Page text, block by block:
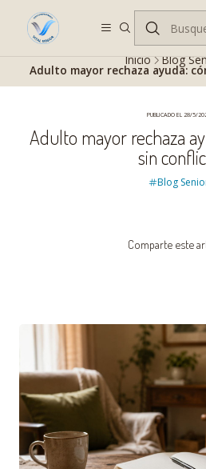
Despacho gratis en RM desde
Inicio Blog
Adulto mayor rechaza ayuda:
PUBLICADO EL 28/5/
Adulto mayor rechaza
sin
Blog
Comparte este